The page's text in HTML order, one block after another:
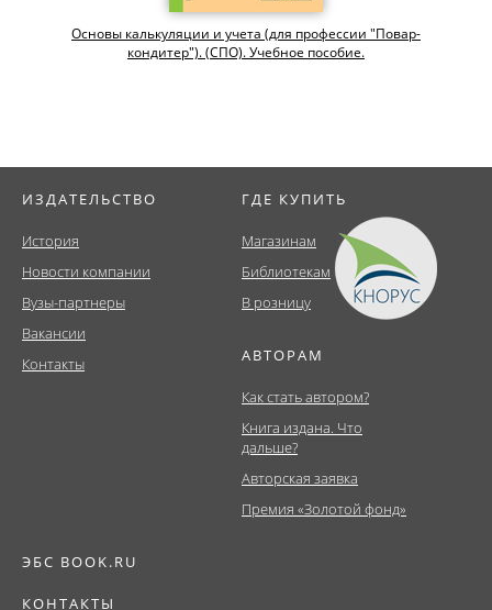
Основы калькуляции и учета (для профессии "Повар-
кондитер"). (СПО). Учебное пособие.
ИЗДАТЕЛЬСТВО
История
Новости компании
Вузы-партнеры
Вакансии
Контакты
ГДЕ КУПИТЬ
Магазинам
Библиотекам
В розницу
АВТОРАМ
Как стать автором?
Книга издана. Что
дальше?
Авторская заявка
Премия «Золотой фонд»
ЭБС BOOK.RU
КОНТАКТЫ